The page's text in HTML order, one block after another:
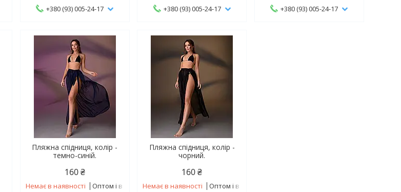
+380 (93) 005-24-17
+380 (93) 005-24-17
+380 (93) 005-24-17
Пляжна спідниця, колір -
темно-синій.
160 ₴
Немає в наявності
Оптом і в роздріб
Пляжна спідниця, колір -
чорний.
160 ₴
Немає в наявності
Оптом і в роздріб